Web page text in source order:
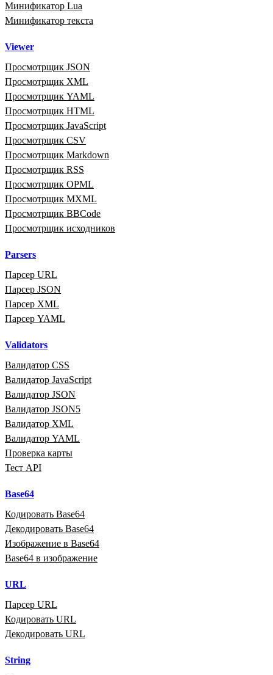
Минификатор Lua
Минификатор текста
Viewer
Просмотрщик JSON
Просмотрщик XML
Просмотрщик YAML
Просмотрщик HTML
Просмотрщик JavaScript
Просмотрщик CSV
Просмотрщик Markdown
Просмотрщик RSS
Просмотрщик OPML
Просмотрщик MXML
Просмотрщик BBCode
Просмотрщик исходников
Parsers
Парсер URL
Парсер JSON
Парсер XML
Парсер YAML
Validators
Валидатор CSS
Валидатор JavaScript
Валидатор JSON
Валидатор JSON5
Валидатор XML
Валидатор YAML
Проверка карты
Тест API
Base64
Кодировать Base64
Декодировать Base64
Изображение в Base64
Base64 в изображение
URL
Парсер URL
Кодировать URL
Декодировать URL
String